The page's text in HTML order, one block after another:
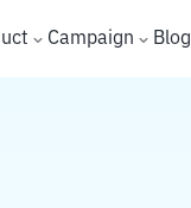
Campaign Blog